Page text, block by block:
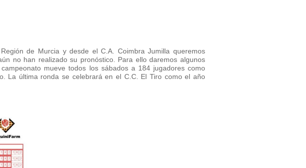
de Murcia y desde el C.A. Coimbra Jumilla queremos
no han realizado su pronóstico. Para ello daremos algunos
mueve todos los sábados a 184 jugadores como
La última ronda se celebrará en el C.C. El Tiro como el año